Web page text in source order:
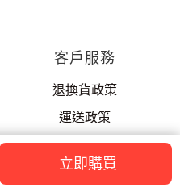
立即購買
客戶服務
退換貨政策
運送政策
企業大宗採購/批發